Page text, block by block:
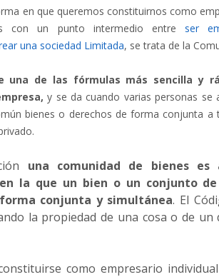
en que queremos constituirnos como
con un punto intermedio entre ser
una sociedad Limitada, se trata de la
una de las fórmulas más sencilla y
y se da cuando varias personas se
bienes o derechos de forma conjunta a
una comunidad de bienes es
la que un bien o un conjunto de
conjunta y simultánea. El
la propiedad de una cosa o de un
como empresario